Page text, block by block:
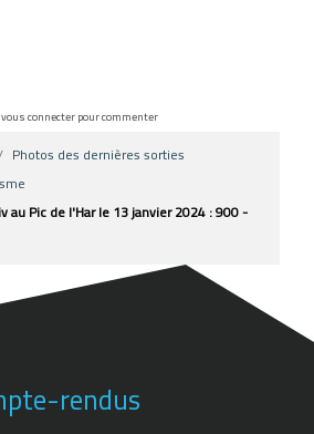
connecter pour commenter
Photos des dernières sorties
au Pic de l'Har le 13 janvier 2024 : 900 -
rendus